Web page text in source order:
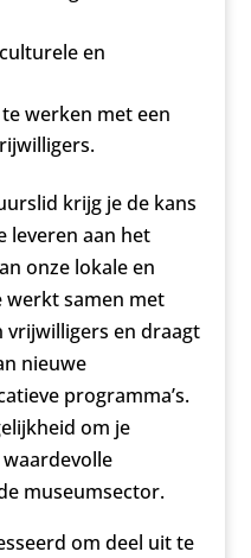
en
werken met een
krijg je de kans
leveren aan het
onze lokale en
werkt samen met
vrijwilligers en draagt
nieuwe
programma’s.
om je
museumsector.
om deel uit te